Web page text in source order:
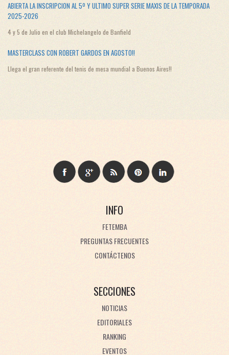
ABIERTA LA INSCRIPCION AL 5º Y ULTIMO SUPER SERIE MAXIS DE LA TEMPORADA
2025-2026
4 y 5 de Julio en el club Michelangelo de Banfield
MASTERCLASS CON ROBERT GARDOS EN AGOSTO!!
Llega el gran referente del tenis de mesa mundial a Buenos Aires!!
INFO
FETEMBA
PREGUNTAS FRECUENTES
CONTÁCTENOS
SECCIONES
NOTICIAS
EDITORIALES
RANKING
EVENTOS